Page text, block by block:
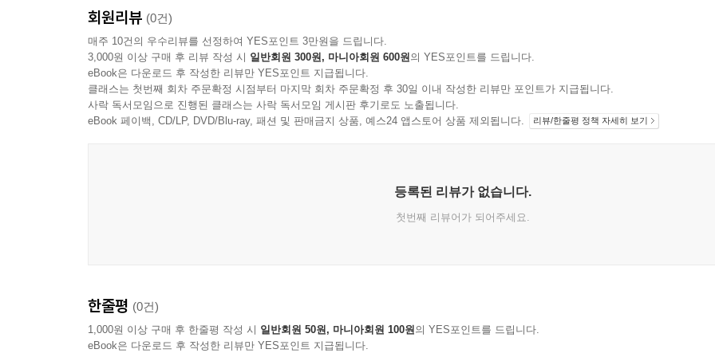
회원리뷰 (0건)
매주 10건의 우수리뷰를 선정하여 YES포인트 3만원을 드립니다.
3,000원 이상 구매 후 리뷰 작성 시 일반회원 300원, 마니아회원 600원의 YES포인트를 드립니다.
eBook은 다운로드 후 작성한 리뷰만 YES포인트 지급됩니다.
클래스는 첫번째 회차 주문확정 시점부터 마지막 회차 주문확정 후 30일 이내 작성한 리뷰만 포인트가 지급됩니다.
사락 독서모임으로 진행된 클래스는 사락 독서모임 게시판 후기로도 노출됩니다.
eBook 페이백, CD/LP, DVD/Blu-ray, 패션 및 판매금지 상품, 예스24 앱스토어 상품 제외됩니다.
리뷰/한줄평 정책 자세히 보기
등록된 리뷰가 없습니다.
첫번째 리뷰어가 되어주세요.
한줄평 (0건)
1,000원 이상 구매 후 한줄평 작성 시 일반회원 50원, 마니아회원 100원의 YES포인트를 드립니다.
eBook은 다운로드 후 작성한 리뷰만 YES포인트 지급됩니다.